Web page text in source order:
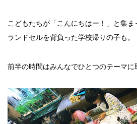
こどもたちが「こんにちはー！」と集ま
ランドセルを背負った学校帰りの子も。
前半の時間はみんなでひとつのテーマに